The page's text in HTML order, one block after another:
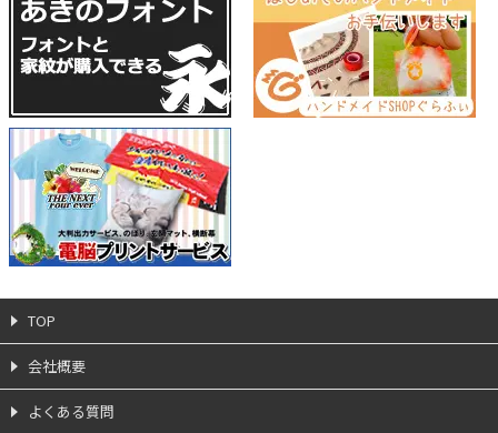
TOP
会社概要
よくある質問